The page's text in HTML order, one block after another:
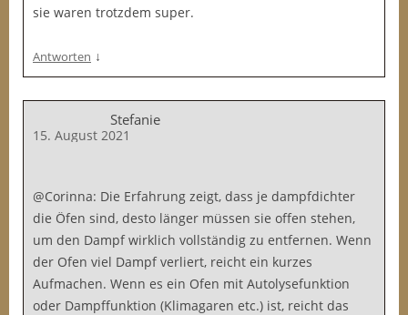
sie waren trotzdem super.
Antworten ↓
Stefanie
15. August 2021
@Corinna: Die Erfahrung zeigt, dass je dampfdichter
die Öfen sind, desto länger müssen sie offen stehen,
um den Dampf wirklich vollständig zu entfernen. Wenn
der Ofen viel Dampf verliert, reicht ein kurzes
Aufmachen. Wenn es ein Ofen mit Autolysefunktion
oder Dampffunktion (Klimagaren etc.) ist, reicht das